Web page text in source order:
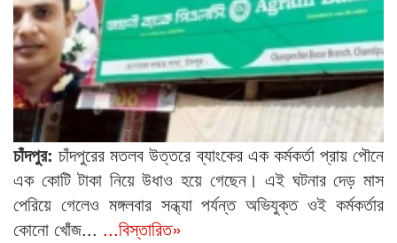
চাঁদপুর: চাঁদপুরের মতলব উত্তরে ব্যাংকের এক কর্মকর্তা প্রায় পৌনে
এক কোটি টাকা নিয়ে উধাও হয়ে গেছেন। এই ঘটনার দেড় মাস
পেরিয়ে গেলেও মঙ্গলবার সন্ধ্যা পর্যন্ত অভিযুক্ত ওই কর্মকর্তার
কোনো খোঁজ... ...বিস্তারিত»